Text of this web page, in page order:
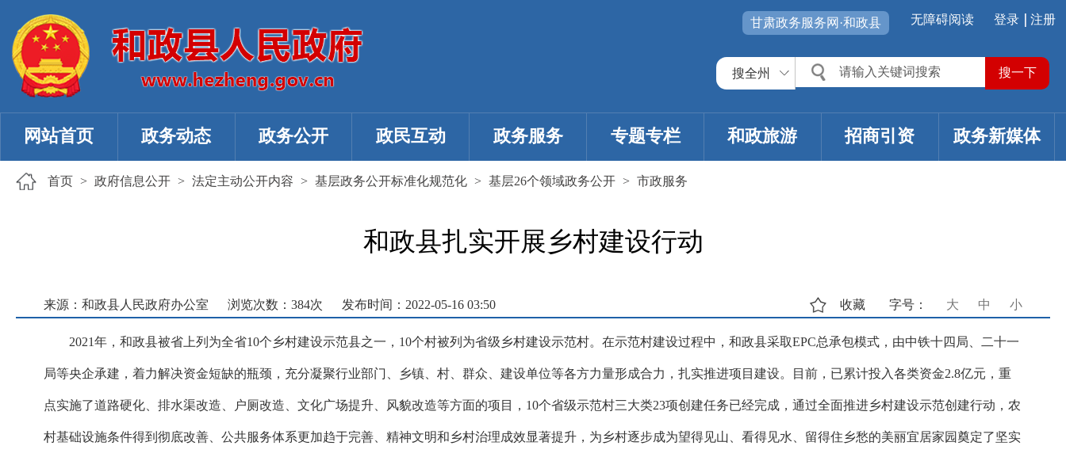
登录 注册
无障碍阅读
甘肃政务服务网·和政县
搜全州
网站首页 政务动态 政务公开 政民互动 政务服务 专题专栏 和政旅游 招商引资 政务新媒体
首页 > 政府信息公开 > 法定主动公开内容 > 基层政务公开标准化规范化 > 基层26个领域政务公开 > 市政服务
和政县扎实开展乡村建设行动
来源：和政县人民政府办公室 浏览次数： 384次 发布时间：2022-05-16 03:50 字号： 大 中 小
收藏
2021年，和政县被省上列为全省10个乡村建设示范县之一，10个村被列为省级乡村建设示范村。在示范村建设过程中，和政县采取EPC总承包模式，由中铁十四局、二十一
局等央企承建，着力解决资金短缺的瓶颈，充分凝聚行业部门、乡镇、村、群众、建设单位等各方力量形成合力，扎实推进项目建设。目前，已累计投入各类资金2.8亿元，重
点实施了道路硬化、排水渠改造、户厕改造、文化广场提升、风貌改造等方面的项目，10个省级示范村三大类23项创建任务已经完成，通过全面推进乡村建设示范创建行动，农
村基础设施条件得到彻底改善、公共服务体系更加趋于完善、精神文明和乡村治理成效显著提升， 为乡村逐步成为望得见山、看得见水、留得住乡愁的美丽宜居家园 奠定了坚实